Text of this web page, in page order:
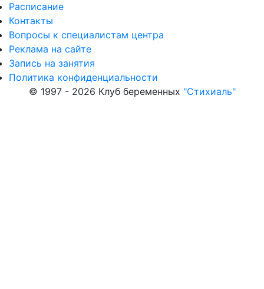
Вопросы к специалистам центра
Реклама на сайте
Запись на занятия
Политика конфиденциальности
Расписание
Контакты
© 1997 - 2026 Клуб беременных "Стихиаль"